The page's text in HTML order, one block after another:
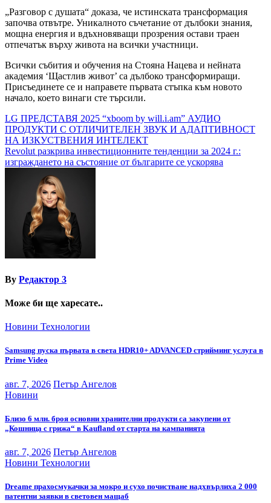
„Разговор с душата“ доказа, че истинската трансформация
започва отвътре. Уникалното съчетание от дълбоки знания,
мощна енергия и вдъхновяващи прозрения остави траен
отпечатък върху живота на всички участници.
Всички събития и обучения на Стояна Нацева и нейната
академия ‘Щастлив живот’ са дълбоко трансформиращи.
Присъединете се и направете първата стъпка към новото
начало, което винаги сте търсили.
Навигация
LG ПРЕДСТАВЯ 2025 “xboom by will.i.am” АУДИО
ПРОДУКТИ С ОТЛИЧИТЕЛЕН ЗВУК И АДАПТИВНОСТ
НА ИЗКУСТВЕНИЯ ИНТЕЛЕКТ
Revolut разкрива инвестиционните тенденции за 2024 г.:
изграждането на състояние от българите се ускорява
By Редактор 3
Може би ще харесате..
Новини Технологии
Samsung пуска първата в света HDR10+ ADVANCED стрийминг услуга в
Prime Video
авг. 7, 2026 Петър Ангелов
Новини
Близо 6 млн. броя основни хранителни продукти са закупени от
„Кошница с грижа“ в Kaufland от старта на кампанията
авг. 7, 2026 Петър Ангелов
Новини Технологии
Dreame прахосмукачки за мокро и сухо почистване надхвърлиха 2 000
патентни заявки в световен мащаб